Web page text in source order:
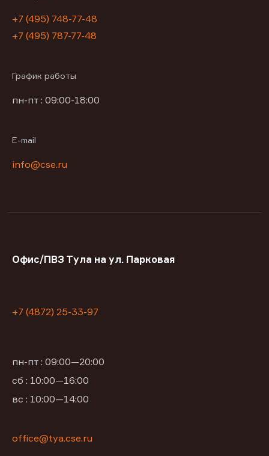
+7 (495) 748-77-48
+7 (495) 787-77-48
График работы
пн-пт : 09:00-18:00
E-mail
info@cse.ru
Офис/ПВЗ Тула на ул. Парковая
+7 (4872) 25-33-97
пн-пт : 09:00—20:00
сб : 10:00—16:00
вс : 10:00—14:00
office@tya.cse.ru